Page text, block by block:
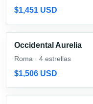
$1,451 USD
Occidental Aurelia
Roma · 4 estrellas
$1,506 USD